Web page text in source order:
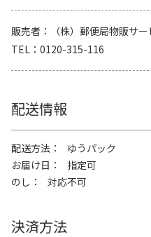
販売者
（株）郵便局物販サ
TEL
0120-315-116
配送情報
配送方法
ゆうパック
お届け日
指定可
のし
対応不可
決済方法